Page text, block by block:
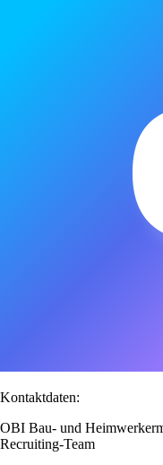
Kontaktdaten:
OBI Bau- und
Recruiting-Team